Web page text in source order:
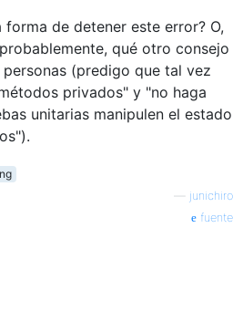
forma de detener este error? O,
qué otro consejo
(predigo que tal vez
privados" y "no haga
unitarias manipulen el estado
junichiro
fuente